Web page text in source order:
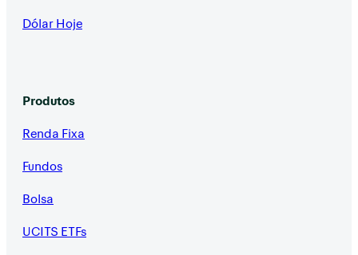
Dólar Hoje
Produtos
Renda Fixa
Fundos
Bolsa
UCITS ETFs